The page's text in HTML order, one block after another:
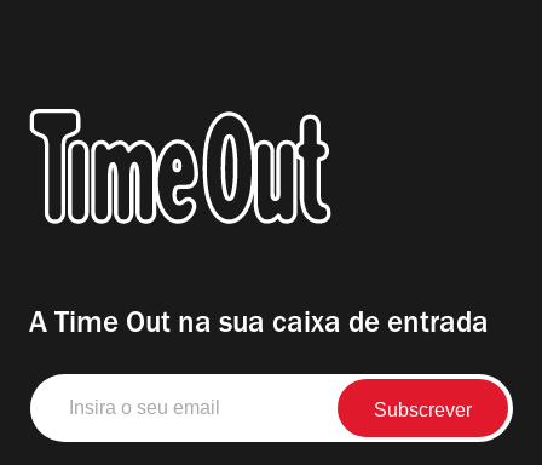
A Time Out na sua caixa de entrada
Insira
o
seu